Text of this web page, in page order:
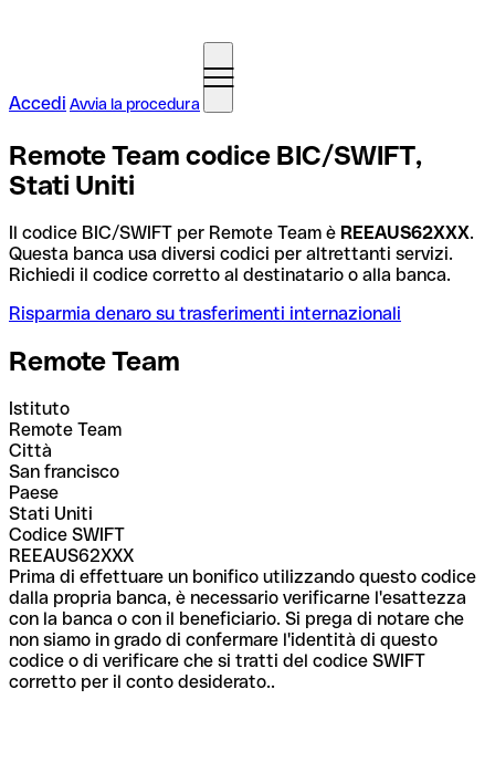
Accedi Avvia la procedura
Remote Team codice BIC/SWIFT,
Stati Uniti
Il codice BIC/SWIFT per Remote Team è REEAUS62XXX.
Questa banca usa diversi codici per altrettanti servizi.
Richiedi il codice corretto al destinatario o alla banca.
Risparmia denaro su trasferimenti internazionali
Remote Team
Istituto
Remote Team
Città
San francisco
Paese
Stati Uniti
Codice SWIFT
REEAUS62XXX
Prima di effettuare un bonifico utilizzando questo codice
dalla propria banca, è necessario verificarne l'esattezza
con la banca o con il beneficiario. Si prega di notare che
non siamo in grado di confermare l'identità di questo
codice o di verificare che si tratti del codice SWIFT
corretto per il conto desiderato..